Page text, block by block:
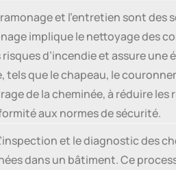
ramonage et l’entretien sont des
implique le nettoyage des
d’incendie et assure
tels que le chapeau, le
de la cheminée, à réduire
aux normes de sécurité.
et le diagnostic des
dans un bâtiment. Ce